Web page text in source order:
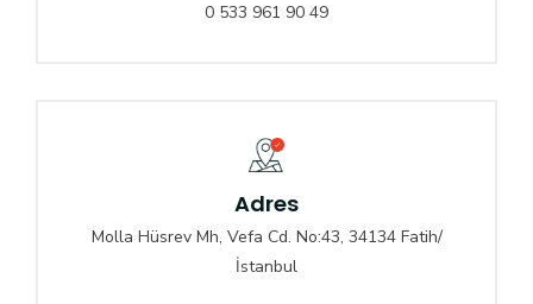
0 533 961 90 49
Adres
Molla Hüsrev Mh, Vefa Cd. No:43, 34134 Fatih/
İstanbul